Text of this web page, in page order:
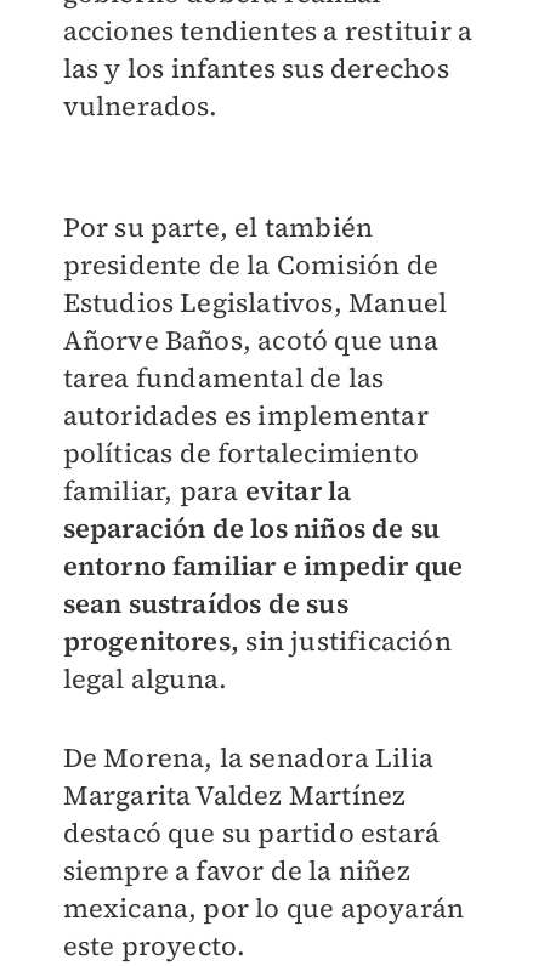
acciones tendientes a restituir a
las y los infantes sus derechos
vulnerados.
Por su parte, el también
presidente de la Comisión de
Estudios Legislativos, Manuel
Añorve Baños, acotó que una
tarea fundamental de las
autoridades es implementar
políticas de fortalecimiento
familiar, para evitar la
separación de los niños de su
entorno familiar e impedir que
sean sustraídos de sus
progenitores, sin justificación
legal alguna.
De Morena, la senadora Lilia
Margarita Valdez Martínez
destacó que su partido estará
siempre a favor de la niñez
mexicana, por lo que apoyarán
este proyecto.